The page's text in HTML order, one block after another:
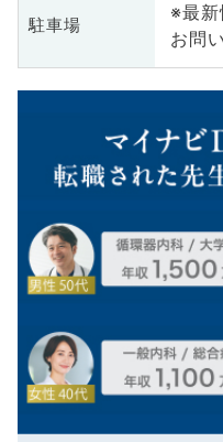
駐車場
※最
お問